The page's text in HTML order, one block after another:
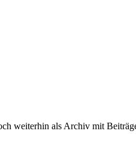
weiterhin als Archiv mit